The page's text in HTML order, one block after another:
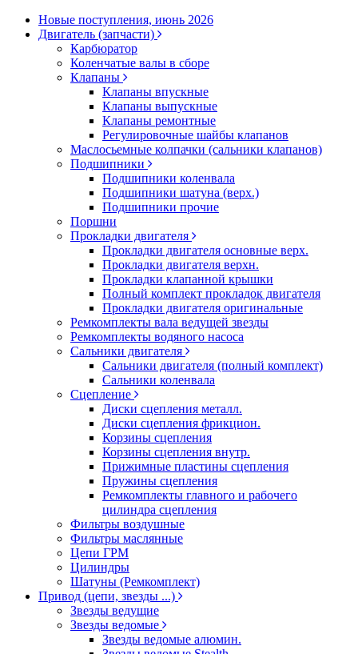
Новые поступления, июнь 2026
Двигатель (запчасти)
Карбюратор
Коленчатые валы в сборе
Клапаны
Клапаны впускные
Клапаны выпускные
Клапаны ремонтные
Регулировочные шайбы клапанов
Маслосьемные колпачки (сальники клапанов)
Подшипники
Подшипники коленвала
Подшипники шатуна (верх.)
Подшипники прочие
Поршни
Прокладки двигателя
Прокладки двигателя основные верх.
Прокладки двигателя верхн.
Прокладки клапанной крышки
Полный комплект прокладок двигателя
Прокладки двигателя оригинальные
Ремкомплекты вала ведущей звезды
Ремкомплекты водяного насоса
Сальники двигателя
Сальники двигателя (полный комплект)
Сальники коленвала
Сцепление
Диски сцепления металл.
Диски сцепления фрикцион.
Корзины сцепления
Корзины сцепления внутр.
Прижимные пластины сцепления
Пружины сцепления
Ремкомплекты главного и рабочего
цилиндра сцепления
Фильтры воздушные
Фильтры маслянные
Цепи ГРМ
Цилиндры
Шатуны (Ремкомплект)
Привод (цепи, звезды ...)
Звезды ведущие
Звезды ведомые
Звезды ведомые алюмин.